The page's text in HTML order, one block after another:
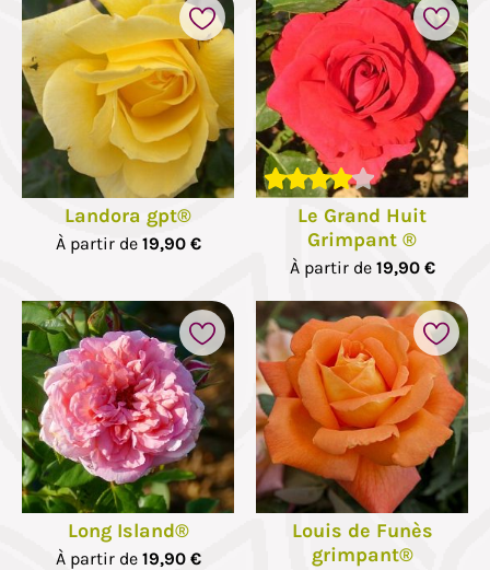
Landora gpt®
À partir de 19,90 €
Le Grand Huit
Grimpant ®
À partir de 19,90 €
Long Island®
À partir de 19,90 €
Louis de Funès
grimpant®